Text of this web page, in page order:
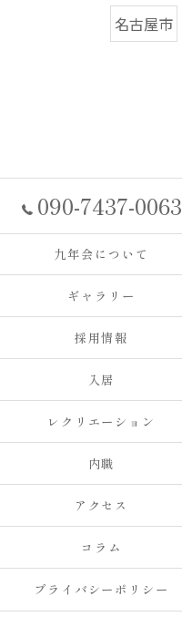
名古屋市
090-7437-0063
九年会について
ギャラリー
採用情報
入居
レクリエーション
内職
アクセス
コラム
プライバシーポリシー